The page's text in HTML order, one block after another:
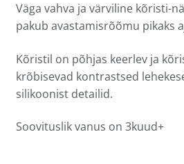
Väga vahva ja värviline kõristi-
pakub avastamisrõõmu pikaks
Kõristil on põhjas keerlev ja
krõbisevad kontrastsed
silikoonist detailid.
Soovituslik vanus on 3kuud+